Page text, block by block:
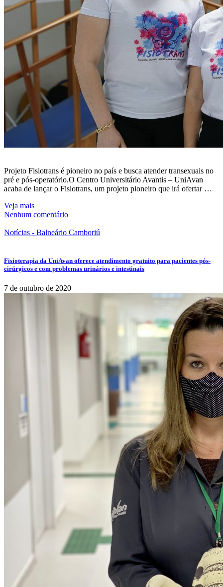
Projeto Fisiotrans é pioneiro no país e busca atender transexuais no
pré e pós-operatório.O Centro Universitário Avantis – UniAvan
acaba de lançar o Fisiotrans, um projeto pioneiro que irá ofertar …
Veja mais
Nenhum comentário
Notícias - Balneário Camboriú
Fisioterapia da UniAvan oferece atendimento gratuito para pacientes pós-
cirúrgicos e com problemas urinários e intestinais
7 de outubro de 2020